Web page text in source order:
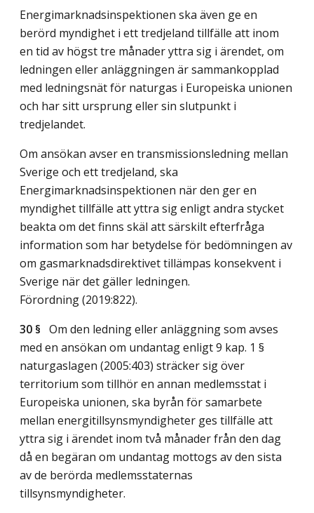
Energimarknadsinspektionen ska även ge en
berörd myndighet i ett tredjeland tillfälle att inom
en tid av högst tre månader yttra sig i ärendet, om
ledningen eller anläggningen är sammankopplad
med ledningsnät för naturgas i Europeiska unionen
och har sitt ursprung eller sin slutpunkt i
tredjelandet.
Om ansökan avser en transmissionsledning mellan
Sverige och ett tredjeland, ska
Energimarknadsinspektionen när den ger en
myndighet tillfälle att yttra sig enligt andra stycket
beakta om det finns skäl att särskilt efterfråga
information som har betydelse för bedömningen av
om gasmarknadsdirektivet tillämpas konsekvent i
Sverige när det gäller ledningen.
Förordning (2019:822).
30 § Om den ledning eller anläggning som avses
med en ansökan om undantag enligt 9 kap. 1 §
naturgaslagen (2005:403) sträcker sig över
territorium som tillhör en annan medlemsstat i
Europeiska unionen, ska byrån för samarbete
mellan energitillsynsmyndigheter ges tillfälle att
yttra sig i ärendet inom två månader från den dag
då en begäran om undantag mottogs av den sista
av de berörda medlemsstaternas
tillsynsmyndigheter.